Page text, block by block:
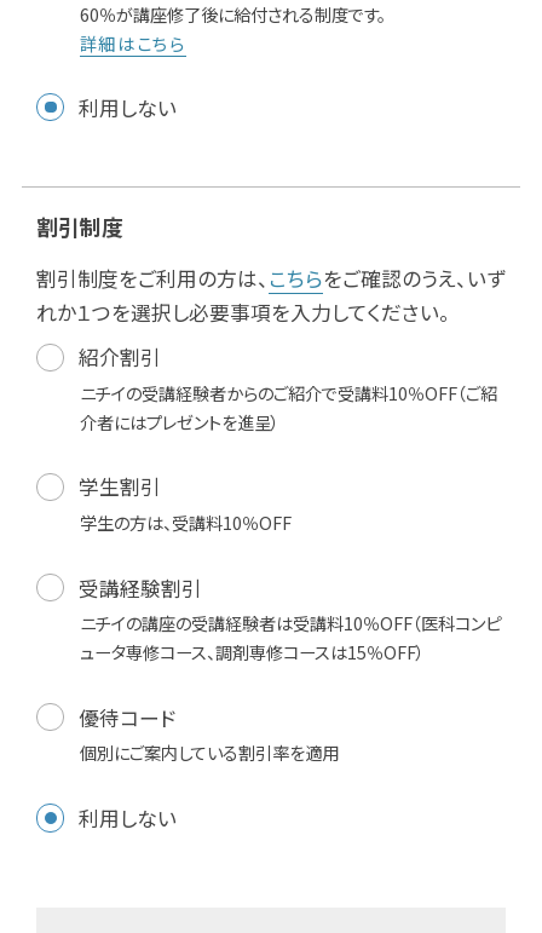
60％が講座修了後に給付される制度です。
詳細はこちら
利用しない
割引制度
割引制度をご利用の方は、 こちらをご確認のうえ、いず
れか１つを選択し必要事項を入力してください。
紹介割引
ニチイの受講経験者からのご紹介で受講料10％OFF（ご紹
介者にはプレゼントを進呈）
学生割引
学生の方は、受講料10％OFF
受講経験割引
ニチイの講座の受講経験者は受講料10％OFF（医科コンピ
ュータ専修コース、調剤専修コースは15％OFF）
優待コード
個別にご案内している割引率を適用
利用しない